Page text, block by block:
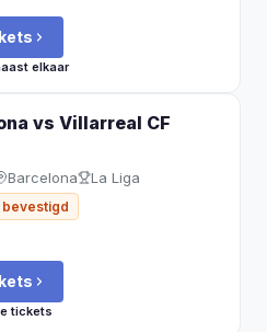
elkaar
vs Villarreal CF
Barcelona La Liga
bevestigd
tickets